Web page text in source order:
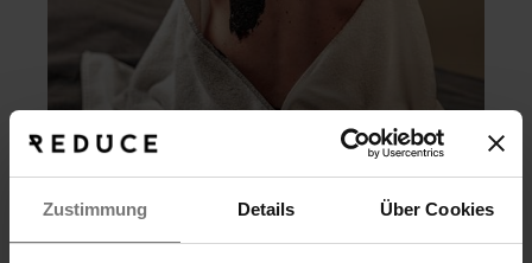
Zustimmung Details Über Cookies
GESUNDHEITSWOCHE